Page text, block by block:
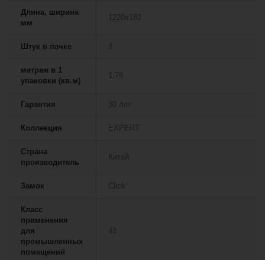
Длина, ширина
мм
1220х182
Штук в пачке 8
метраж в 1
упаковки (кв.м)
1,78
Гарантия 30 лет
Коллекция EXPERT
Страна
производитель
Китай
Замок Сlick
Класс
применения
для
промышленных
помещений
43